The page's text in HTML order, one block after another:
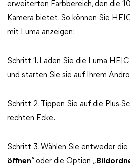
erweiterten Farbbereich, den die
Kamera bietet. So können Sie
mit Luma anzeigen:
Schritt 1. Laden Sie die Luma
und starten Sie sie auf Ihrem
Schritt 2. Tippen Sie auf die Plus-
rechten Ecke.
Schritt 3. Wählen Sie entweder die
öffnen“ oder die Option „